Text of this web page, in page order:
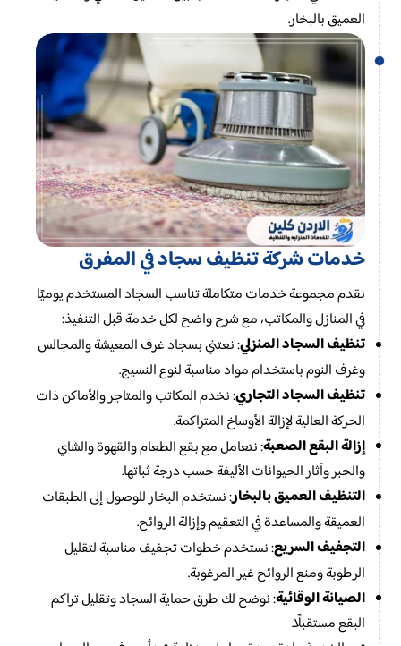
العميق بالبخار.
خدمات شركة تنظيف سجاد في المفرق
نقدم مجموعة خدمات متكاملة تناسب السجاد المستخدم يوميًا
في المنازل والمكاتب، مع شرح واضح لكل خدمة قبل التنفيذ:
تنظيف السجاد المنزلي: نعتني بسجاد غرف المعيشة والمجالس
وغرف النوم باستخدام مواد مناسبة لنوع النسيج.
تنظيف السجاد التجاري: نخدم المكاتب والمتاجر والأماكن ذات
الحركة العالية لإزالة الأوساخ المتراكمة.
إزالة البقع الصعبة: نتعامل مع بقع الطعام والقهوة والشاي
والحبر وآثار الحيوانات الأليفة حسب درجة ثباتها.
التنظيف العميق بالبخار: نستخدم البخار للوصول إلى الطبقات
العميقة والمساعدة في التعقيم وإزالة الروائح.
التجفيف السريع: نستخدم خطوات تجفيف مناسبة لتقليل
الرطوبة ومنع الروائح غير المرغوبة.
الصيانة الوقائية: نوضح لك طرق حماية السجاد وتقليل تراكم
البقع مستقبلًا.